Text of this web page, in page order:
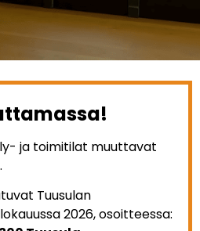
ja toimitilat muuttavat
Tuusulan
2026, osoitteessa: